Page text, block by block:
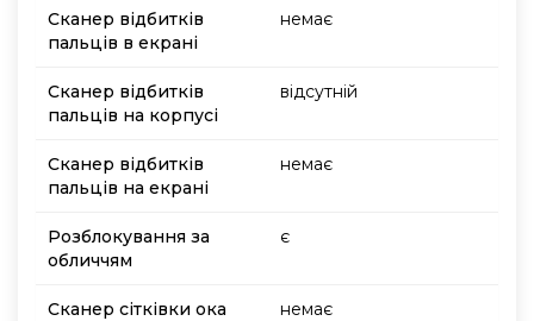
Сканер відбитків
пальців в екрані
немає
Сканер відбитків
пальців на корпусі
відсутній
Сканер відбитків
пальців на екрані
немає
Розблокування за
обличчям
є
Сканер сітківки ока немає